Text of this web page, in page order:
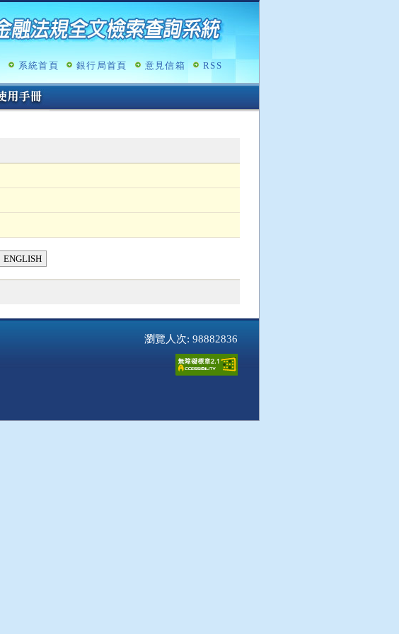
系統首頁 銀行局首頁 意見信箱 RSS
ENGLISH
瀏覽人次: 98882836